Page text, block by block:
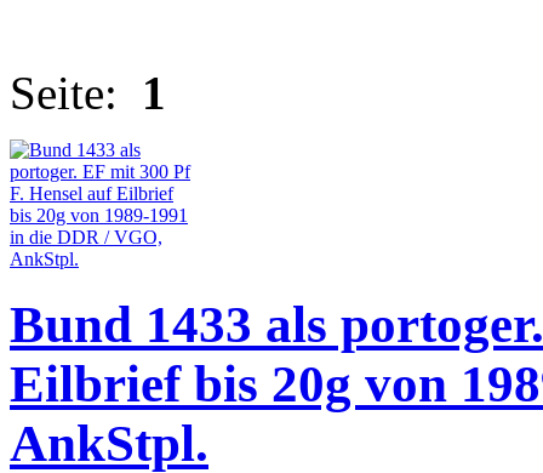
Seite: 1
Bund 1433 als
Eilbrief bis 20g von
AnkStpl.